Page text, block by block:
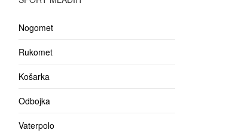
Nogomet
Rukomet
Košarka
Odbojka
Vaterpolo